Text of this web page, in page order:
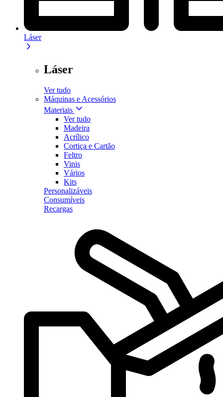
Láser
Láser
Ver tudo
Máquinas e Acessórios
Materiais
Ver tudo
Madeira
Acrílico
Cortiça e Cartão
Feltro
Vinis
Vários
Kits
Personalizáveis
Consumíveis
Recargas